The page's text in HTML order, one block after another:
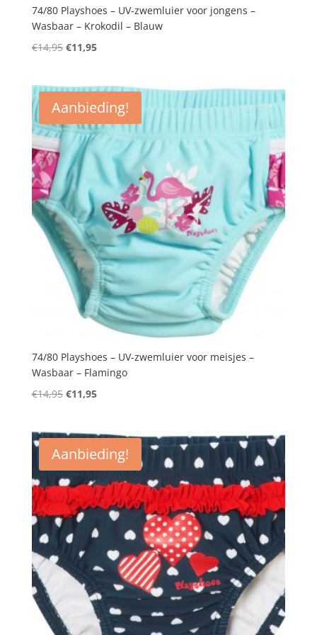
74/80 Playshoes – UV-zwemluier voor jongens –
Wasbaar – Krokodil – Blauw
€14,95 Oorspronkelijke
€14,95.
€11,95Huidige
€11,95.
Aanbieding!
74/80 Playshoes – UV-zwemluier voor meisjes –
Wasbaar – Flamingo
€14,95 Oorspronkelijke
€14,95.
€11,95Huidige
€11,95.
Aanbieding!